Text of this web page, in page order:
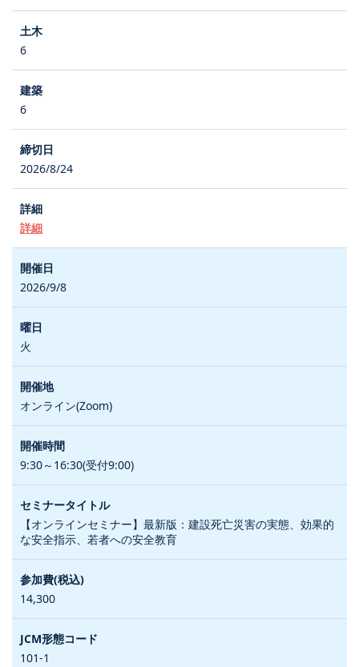
6
6
2026/8/24
詳細
2026/9/8
火
オンライン(Zoom)
9:30～16:30(受付9:00)
【オンラインセミナー】最新版：建設死亡災害の実態、効果的
な安全指示、若者への安全教育
14,300
101-1